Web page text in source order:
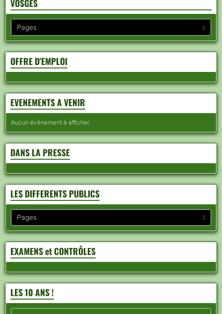
VOSGES
OFFRE D'EMPLOI
EVENEMENTS A VENIR
Aucun évènement à afficher.
DANS LA PRESSE
LES DIFFERENTS PUBLICS
EXAMENS et CONTRÔLES
LES 10 ANS !